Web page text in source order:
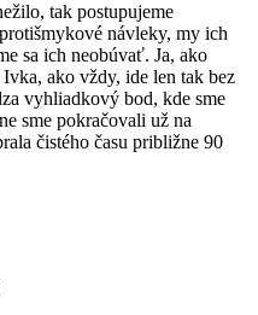
tak postupujeme
návleky, my ich
sa ich neobúvať. Ja, ako
ako vždy, ide len tak bez
vyhliadkový bod, kde sme
sme pokračovali už na
čistého času približne 90